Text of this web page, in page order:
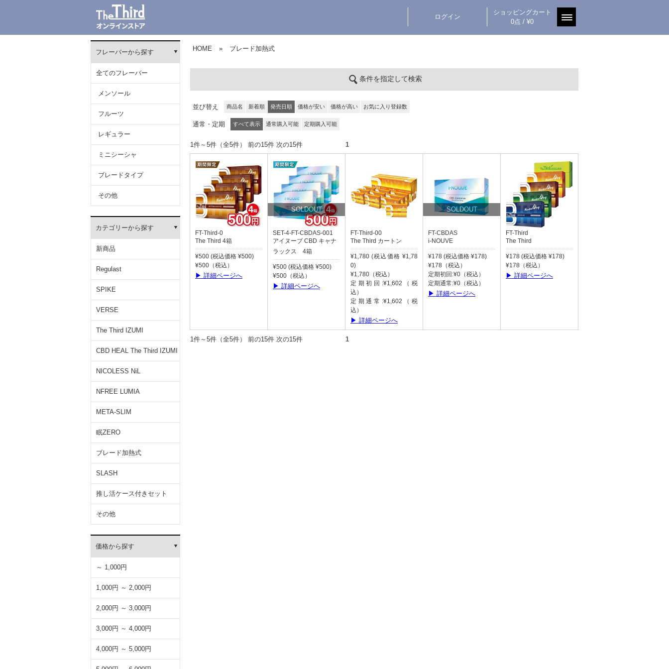
ログイン
ショッピングカート
0点 / ¥0
フレーバーから探す
全てのフレーバー
メンソール
フルーツ
レギュラー
ミニシーシャ
ブレードタイプ
その他
カテゴリーから探す
新商品
Regulast
SPIKE
VERSE
The Third IZUMI
CBD HEAL The Third IZUMI
NICOLESS NiL
NFREE LUMIA
META-SLIM
眠ZERO
ブレード加熱式
SLASH
推し活ケース付きセット
その他
価格から探す
～ 1,000円
1,000円 ～ 2,000円
2,000円 ～ 3,000円
3,000円 ～ 4,000円
4,000円 ～ 5,000円
HOME » ブレード加熱式
条件を指定して検索
並び替え 商品名 新着順 発売日順 価格が安い 価格が高い お気に入り登録数
通常・定期 すべて表示 通常購入可能 定期購入可能
1件～5件（全5件） 前の15件 次の15件 1
FT-Third-0
The Third 4箱
¥500 (税込価格 ¥500)
¥500（税込）
▶ 詳細ページへ
SOLDOUT
SET-4-FT-CBDAS-001
アイヌーブ CBD キャナ
ラックス 4箱
¥500 (税込価格 ¥500)
¥500（税込）
▶ 詳細ページへ
FT-Third-00
The Third カートン
¥1,780 (税込価格 ¥1,78
0)
¥1,780（税込）
定期初回:¥1,602（税
込）
定期通常:¥1,602（税
込）
▶ 詳細ページへ
SOLDOUT
FT-CBDAS
i-NOUVE
¥178 (税込価格 ¥178)
¥178（税込）
定期初回:¥0（税込）
定期通常:¥0（税込）
▶ 詳細ページへ
FT-Third
The Third
¥178 (税込価格 ¥178)
¥178（税込）
▶ 詳細ページへ
1件～5件（全5件） 前の15件 次の15件 1